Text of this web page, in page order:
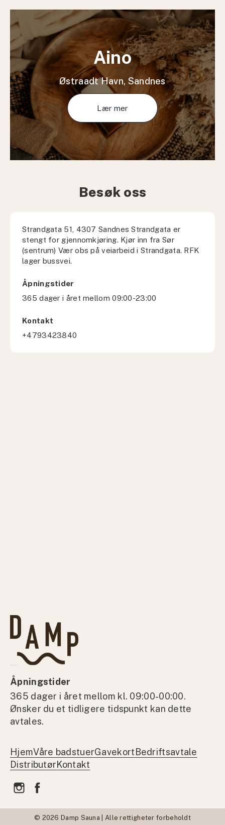
Aino
Østraadt Havn, Sandnes
Lær mer
Besøk oss
Strandgata 51, 4307 Sandnes Strandgata er
stengt for gjennomkjøring. Kjør inn fra Sør
(sentrum) Vær obs på veiarbeid i Strandgata. RFK
lager bussvei.
Åpningstider
365 dager i året mellom 09:00-23:00
Kontakt
+4793423840
Åpningstider
365 dager i året mellom kl. 09:00-00:00.
Ønsker du et tidligere tidspunkt kan dette
avtales.
HjemVåre badstuerGavekort Bedriftsavtale
DistributørKontakt
© 2026 Damp Sauna | Alle rettigheter forbeholdt